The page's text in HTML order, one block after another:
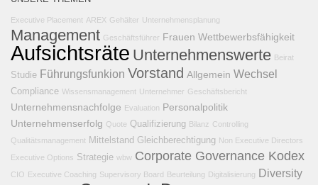
Executive Placement AREX Gehälter Unternehmensplanung
Management Geschäftsführer Frauen Wettbewerbsfähigkeit
Aufsichtsräte Unternehmenswerte Beirat
Studie Führungsfunkion Vorstand Allgemein Wechsel
Compliance Wissensmanagement Unternehmer Geschäftsbericht
Unternehmensnachfolge Evaluation Personalpolitik
Unternehmenserfolg Quote Qualifizierung Bilanz Controlling
Qualitätsmanagement Mittelstand Gleichberechtigung Non Executive Directors
Executive Options Strategie wbw Corporate Governance Kodex
CIO Executive Coaching Supervisory Board Beurteilung Digitalisierung Diversity